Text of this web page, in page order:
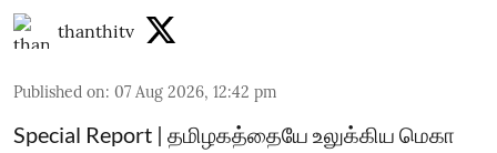
thanthitv
Published on: 07 Aug 2026, 12:42 pm
Special Report | தமிழகத்தையே உலுக்கிய மெகா